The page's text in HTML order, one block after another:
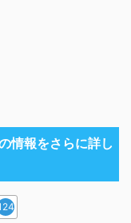
情報をさらに詳し